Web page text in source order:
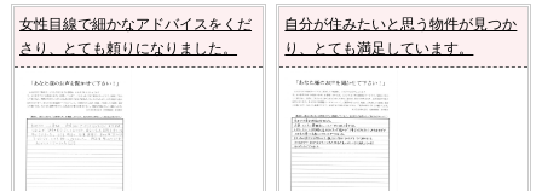
女性目線で細かなアドバイスをくだ
さり、とても頼りになりました。
自分が住みたいと思う物件が見つか
り、とても満足しています。